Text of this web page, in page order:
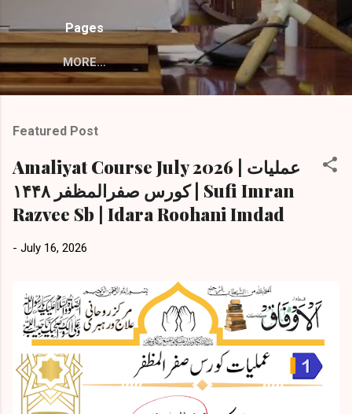
Pages
MORE…
Featured Post
Amaliyat Course July 2026 | عملیات
کورس صفرالمظفر ۱۴۴۸ | Sufi Imran
Razvee Sb | Idara Roohani Imdad
- July 16, 2026